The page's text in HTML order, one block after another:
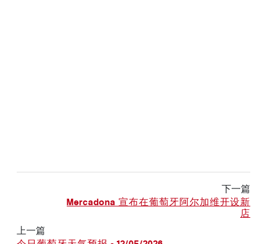
下一篇
Mercadona 宣布在葡萄牙阿尔加维开设新
店
上一篇